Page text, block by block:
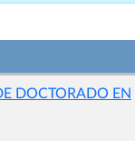
DOCTORADO EN